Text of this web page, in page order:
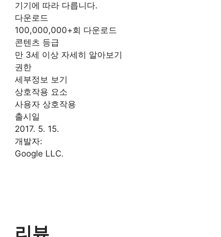
기기에 따라 다릅니다.
다운로드
100,000,000+회 다운로드
콘텐츠 등급
만 3세 이상 자세히 알아보기
권한
세부정보 보기
상호작용 요소
사용자 상호작용
출시일
2017. 5. 15.
개발자:
Google LLC.
리뷰